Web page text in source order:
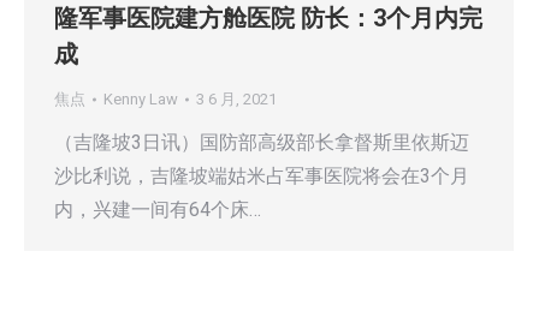
隆军事医院建方舱医院 防长：3个月内完
成
焦点 Kenny Law 3 6 月, 2021
（吉隆坡3日讯）国防部高级部长拿督斯里依斯迈
沙比利说，吉隆坡端姑米占军事医院将会在3个月
内，兴建一间有64个床…